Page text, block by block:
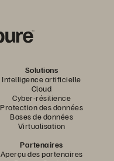
Solutions
Intelligence artificielle
Cloud
Cyber-résilience
Protection des données
Bases de données
Virtualisation
Partenaires
Aperçu des partenaires